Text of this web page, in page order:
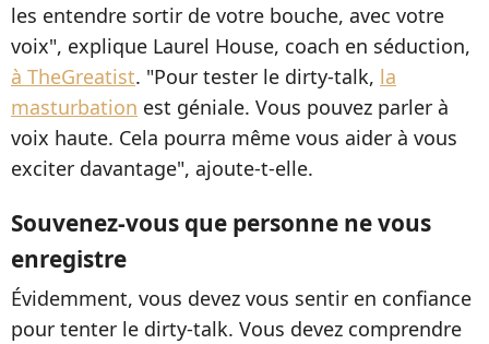
les entendre sortir de votre bouche, avec votre
voix", explique Laurel House, coach en séduction,
à TheGreatist. "Pour tester le dirty-talk, la
masturbation est géniale. Vous pouvez parler à
voix haute. Cela pourra même vous aider à vous
exciter davantage", ajoute-t-elle.
Souvenez-vous que personne ne vous
enregistre
Évidemment, vous devez vous sentir en confiance
pour tenter le dirty-talk. Vous devez comprendre